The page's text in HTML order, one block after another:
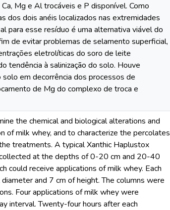
Mg e Al trocáveis e P disponível. Como
dos dois anéis localizados nas extremidades
para esse resíduo é uma alternativa viável do
de evitar problemas de selamento superficial,
eletrolíticas do soro de leite
tendência à salinização do solo. Houve
em decorrência dos processos de
de Mg do complexo de troca e
the chemical and biological alterations and
milk whey, and to characterize the percolates
treatments. A typical Xanthic Haplustox
at the depths of 0-20 cm and 20-40
could receive applications of milk whey. Each
and 7 cm of height. The columns were
Four applications of milk whey were
interval. Twenty-four hours after each